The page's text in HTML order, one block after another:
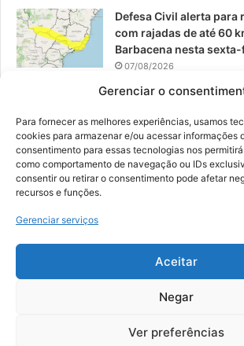
Gerenciar o
Para fornecer as melhores experiências, usamos
cookies para armazenar e/ou acessar informações
consentimento para essas tecnologias nos
como comportamento de navegação ou IDs
consentir ou retirar o consentimento pode afetar
recursos e funções.
Gerenciar serviços
Aceitar
Negar
Ver preferências
Defesa Civil alerta para
com rajadas de até 60
Barbacena nesta
07/08/2026
EPCAR tem a melhor
06/08/2026
© 2026, Todos os direitos reservados |
Digital Business| Hospedado por:NP
Fale Conosco
Sobre Nós
Política de Segurança e Privacidade
Facebook
YouTube